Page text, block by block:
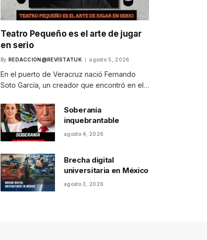
Teatro Pequeño es el arte de jugar
en serio
By REDACCION@REVISTATUK agosto 5, 2026
En el puerto de Veracruz nació Fernando
Soto García, un creador que encontró en el…
Soberanía
inquebrantable
agosto 4, 2026
Brecha digital
universitaria en México
agosto 3, 2026